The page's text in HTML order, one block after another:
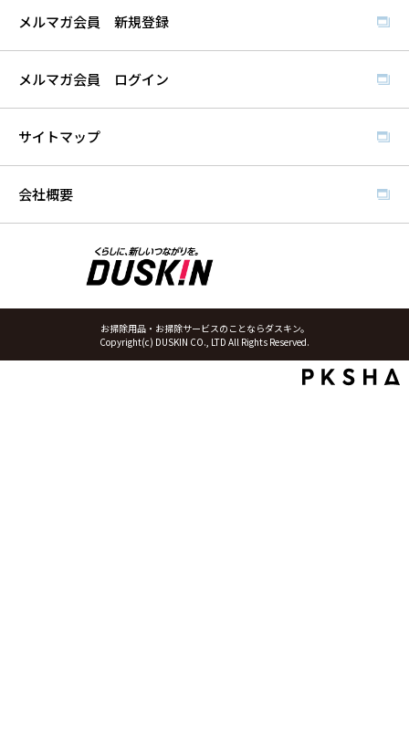
メルマガ会員 新規登録
メルマガ会員 ログイン
サイトマップ
会社概要
お掃除用品・お掃除サービスのことならダスキン。
Copyright(c) DUSKIN CO., LTD All Rights Reserved.